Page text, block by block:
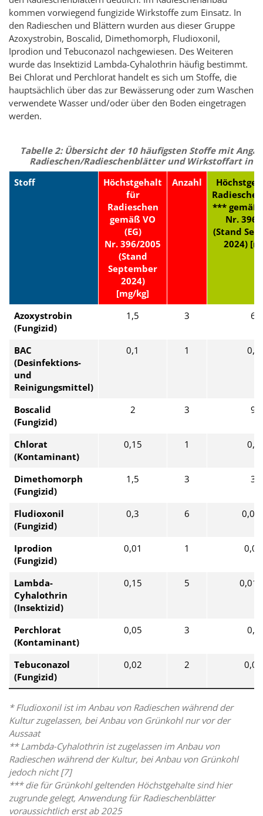
kommen vorwiegend fungizide Wirkstoffe zum Einsatz. In
den Radieschen und Blättern wurden aus dieser Gruppe
Azoxystrobin, Boscalid, Dimethomorph, Fludioxonil,
Iprodion und Tebuconazol nachgewiesen. Des Weiteren
wurde das Insektizid Lambda-Cyhalothrin häufig bestimmt.
Bei Chlorat und Perchlorat handelt es sich um Stoffe, die
hauptsächlich über das zur Bewässerung oder zum Waschen
verwendete Wasser und/oder über den Boden eingetragen
werden.
Tabelle 2: Übersicht der 10 häufigsten Stoffe mit
Radieschen/Radieschenblätter und Wirkstoffart in
Stoff
Höchstgehalt
für
Radieschen
gemäß VO
(EG)
Nr. 396/2005
(Stand
September
2024)
[mg/kg]
Anzahl
*** gemäß
Nr. 396/
(Stand
2024)
Azoxystrobin
(Fungizid)
1,5 3 6
BAC
(Desinfektions-
und
Reinigungsmittel)
0,1 1 0,1
Boscalid
(Fungizid)
2 3 9
Chlorat
(Kontaminant)
0,15 1 0,2
Dimethomorph
(Fungizid)
1,5 3 3
Fludioxonil
(Fungizid)
0,3 6
Iprodion
(Fungizid)
0,01 1 0,01
Lambda-
Cyhalothrin
(Insektizid)
0,15 5
Perchlorat
(Kontaminant)
0,05 3 0,1
Tebuconazol
(Fungizid)
0,02 2 0,02
* Fludioxonil ist im Anbau von Radieschen während der
Kultur zugelassen, bei Anbau von Grünkohl nur vor der
Aussaat
** Lambda-Cyhalothrin ist zugelassen im Anbau von
Radieschen während der Kultur, bei Anbau von Grünkohl
jedoch nicht [7]
*** die für Grünkohl geltenden Höchstgehalte sind hier
zugrunde gelegt, Anwendung für Radieschenblätter
voraussichtlich erst ab 2025